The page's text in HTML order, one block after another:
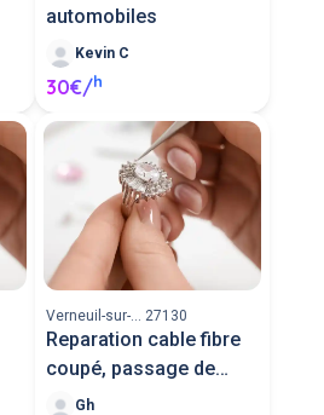
automobiles
Kevin C
30€/h
Verneuil-sur-... 27130
Reparation cable fibre
coupé, passage de
cable co
Gh